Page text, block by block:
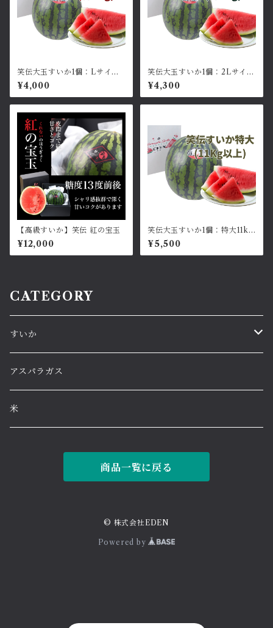
笑伝大玉すいか1個：Lサイズ
約6kg
¥4,000
笑伝大玉すいか1個：2Lサイズ
約7~8kg
¥4,300
【高級すいか】笑伝 紅の宝玉
¥12,000
笑伝大玉すいか1個：特大11kg
以上
¥5,500
CATEGORY
すいか
高級すいか
大玉すいか
アスパラガス
米
商品一覧に戻る
© 株式会社EDEN
Powered by